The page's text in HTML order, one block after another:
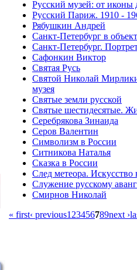
Русский музей: от иконы
Русский Париж. 1910 -
Рябушкин Андрей
Санкт-Петербург в
Санкт-Петербург.
Сафонкин Виктор
Святая Русь
Святой Николай
музея
Святые земли русской
Святые шестидесятые.
Серебрякова Зинаида
Серов Валентин
Символизм в России
Ситникова Наталья
Сказка в России
След метеора. Искусство
Служение русскому
Смирнов Николай
« first‹ previous1 23456789next ›